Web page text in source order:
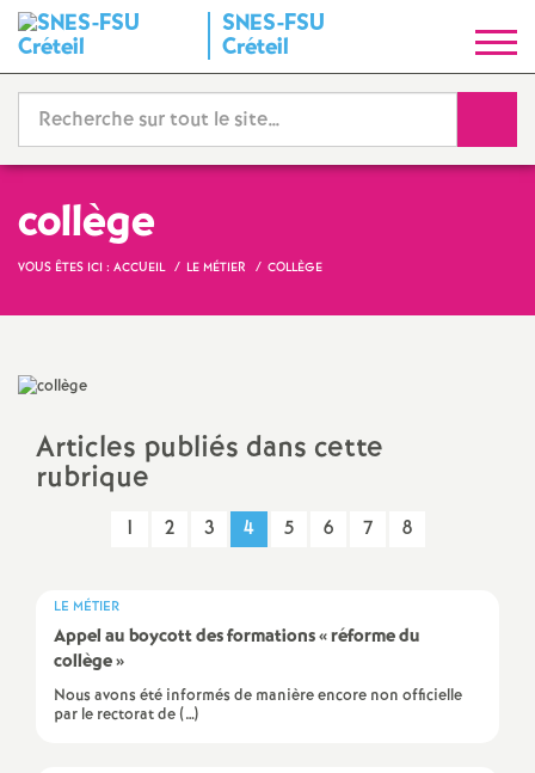
SNES-FSU
Créteil
y
n
N
t
i
collège
VOUS ÊTES ICI : ACCUEIL LE MÉTIER COLLÈGE
Articles publiés dans cette
rubrique
1 2 3 4 5 6 7 8
LE MÉTIER
Appel au boycott des formations «réforme du
collège»
Nous avons été informés de manière encore non officielle
par le rectorat de (…)